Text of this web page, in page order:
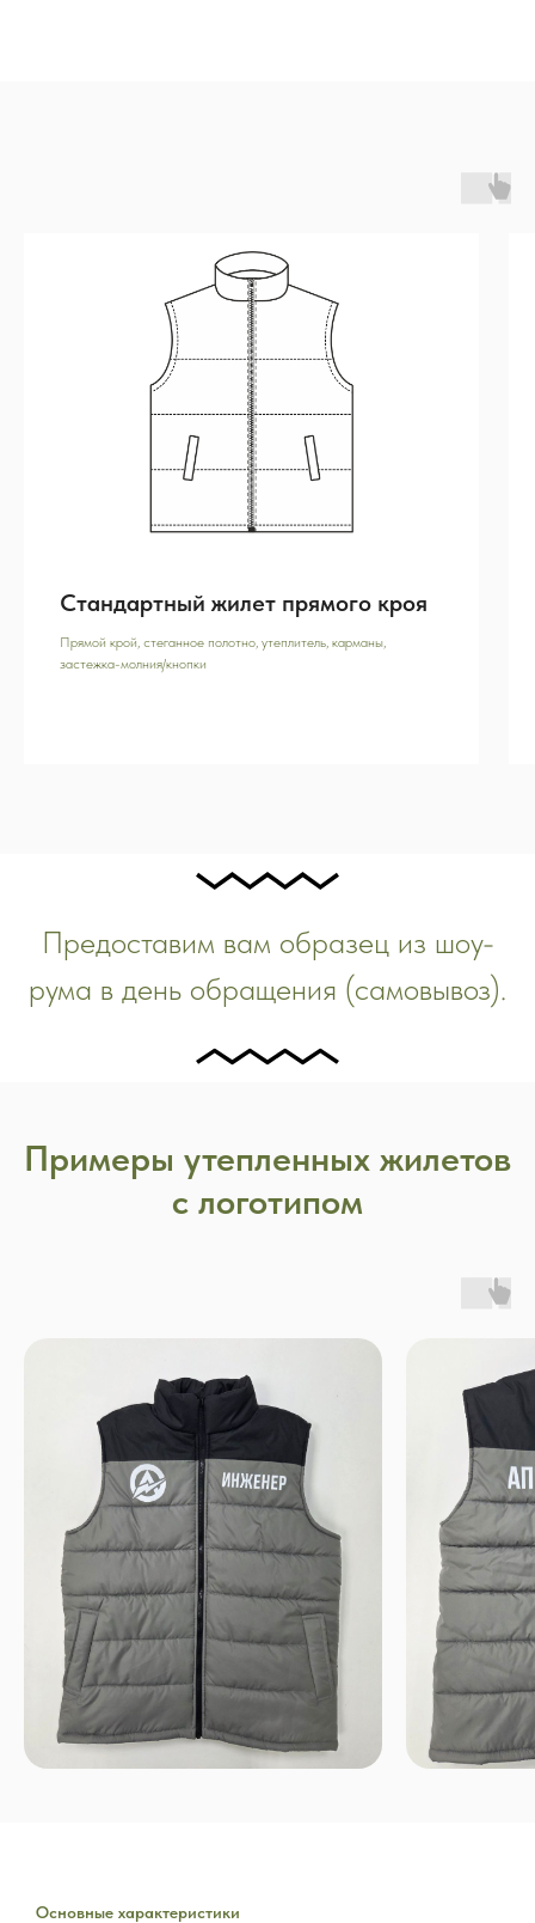
Стандартный жилет прямого кроя
Прямой крой, стеганное полотно, утеплитель, карманы,
застежка-молния/кнопки
Предоставим вам образец из шоу-
рума в день обращения (самовывоз).
Примеры утепленных жилетов
с логотипом
Основные характеристики